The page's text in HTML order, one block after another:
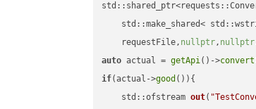
std::make_shared<
    requestFile,
nullptr, nullptr
auto actual = getApi()->convert
if(actual->good ()){
std::ofstream out(